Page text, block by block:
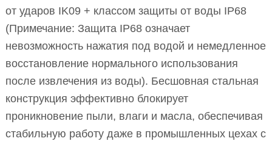
от ударов IK09 + классом защиты от воды IP68
(Примечание: Защита IP68 означает
невозможность нажатия под водой и немедленное
восстановление нормального использования
после извлечения из воды). Бесшовная стальная
конструкция эффективно блокирует
проникновение пыли, влаги и масла, обеспечивая
стабильную работу даже в промышленных цехах с